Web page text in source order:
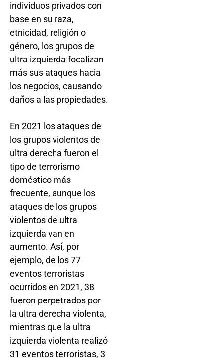
individuos privados con
base en su raza,
etnicidad, religión o
género, los grupos de
ultra izquierda focalizan
más sus ataques hacia
los negocios, causando
daños a las propiedades.
En 2021 los ataques de
los grupos violentos de
ultra derecha fueron el
tipo de terrorismo
doméstico más
frecuente, aunque los
ataques de los grupos
violentos de ultra
izquierda van en
aumento. Así, por
ejemplo, de los 77
eventos terroristas
ocurridos en 2021, 38
fueron perpetrados por
la ultra derecha violenta,
mientras que la ultra
izquierda violenta realizó
31 eventos terroristas, 3